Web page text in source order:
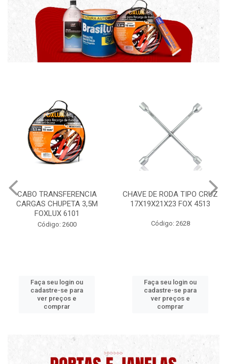
CHAVE DE RODA TIPO CRUZ
17X19X21X23 FOX 4513
Código: 2628
Faça seu login ou
cadastre-se para
ver preços e
comprar
CERA PROFISSIONAL 200G
MAXI RUBBER
Código: 9820 B
Faça seu login ou
cadastre-se para
ver preços e
comprar